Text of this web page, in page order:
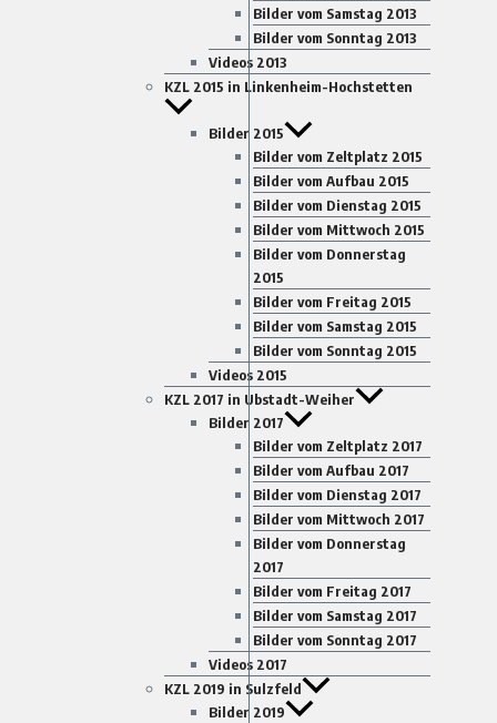
Bilder vom Samstag 2013
Bilder vom Sonntag 2013
Videos 2013
KZL 2015 in Linkenheim-Hochstetten
Bilder 2015
Bilder vom Zeltplatz 2015
Bilder vom Aufbau 2015
Bilder vom Dienstag 2015
Bilder vom Mittwoch 2015
Bilder vom Donnerstag
2015
Bilder vom Freitag 2015
Bilder vom Samstag 2015
Bilder vom Sonntag 2015
Videos 2015
KZL 2017 in Ubstadt-Weiher
Bilder 2017
Bilder vom Zeltplatz 2017
Bilder vom Aufbau 2017
Bilder vom Dienstag 2017
Bilder vom Mittwoch 2017
Bilder vom Donnerstag
2017
Bilder vom Freitag 2017
Bilder vom Samstag 2017
Bilder vom Sonntag 2017
Videos 2017
KZL 2019 in Sulzfeld
Bilder 2019